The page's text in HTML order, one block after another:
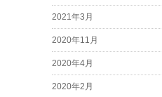
2021年3月
2020年11月
2020年4月
2020年2月